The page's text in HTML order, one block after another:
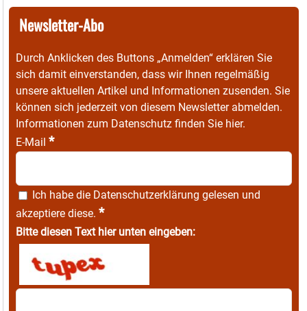
Newsletter-Abo
Durch Anklicken des Buttons „Anmelden“ erklären Sie
sich damit einverstanden, dass wir Ihnen regelmäßig
unsere aktuellen Artikel und Informationen zusenden. Sie
können sich jederzeit von diesem Newsletter abmelden.
Informationen zum Datenschutz finden Sie hier.
E-Mail *
Ich habe die Datenschutzerklärung gelesen und
akzeptiere diese. *
Bitte diesen Text hier unten eingeben: